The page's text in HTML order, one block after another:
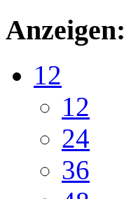
Anzeigen:
12
12
24
36